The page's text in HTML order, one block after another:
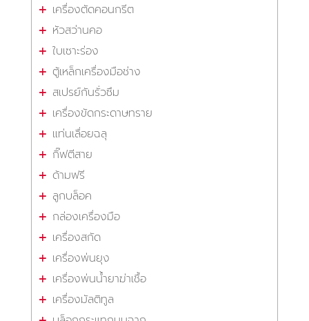
เครื่องตัดคอนกรีต
หัวสว่านคอ
ใบเซาะร่อง
ตู้เหล็กเครื่องมือช่าง
สเปรย์กันรั่วซึม
เครื่องขัดกระดาษทราย
แท่นเลื่อยฉลุ
กิ๊ฟตีสาย
ด้ามฟรี
ลูกบล็อค
กล่องเครื่องมือ
เครื่องสกัด
เครื่องพ่นยุง
เครื่องพ่นน้ำยาฆ่าเชื้อ
เครื่องมัลติทูล